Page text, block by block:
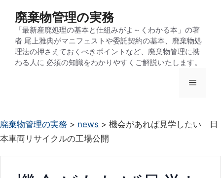
ッ
プ
廃棄物管理の実務
「最新産廃処理の基本と仕組みがよ～くわかる本」の著
者 尾上雅典がマニフェストや委託契約の基本、廃棄物処
理法の押さえておくべきポイントなど、廃棄物管理に携
わる人に 必須の知識をわかりやすくご解説いたします。
メ
廃棄物管理の実務 > news > 機会があれば見学したい 日
本車両リサイクルの工場公開